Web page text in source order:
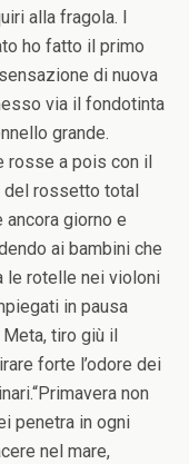
alla fragola. I
ho fatto il primo
di nuova
via il fondotinta
grande.
rosse a pois con il
del rossetto total
ancora giorno e
ai bambini che
le rotelle nei violoni
in pausa
Meta, tiro giù il
forte l’odore dei
non
penetra in ogni
nel mare,